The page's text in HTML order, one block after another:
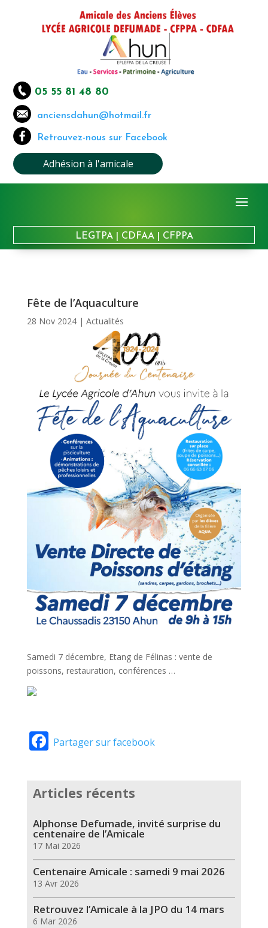
05 55 81 48 80
anciensdahun@hotmail.fr
Retrouvez-nous sur Facebook
Adhésion à l'amicale
LEGTPA| CDFAA| CFPPA
Fête de l’Aquaculture
28 Nov 2024| Actualités
Samedi 7 décembre, Etang de Félinas : vente de
poissons, restauration, conférences …
Facebook
Partager sur facebook
Articles récents
Alphonse Defumade, invité surprise du
centenaire de l’Amicale
17 Mai 2026
Centenaire Amicale : samedi 9 mai 2026
13 Avr 2026
Retrouvez l’Amicale à la JPO du 14 mars
6 Mar 2026